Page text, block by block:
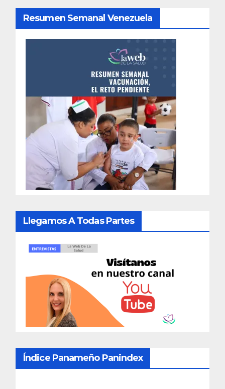
Resumen Semanal Venezuela
Llegamos A Todas Partes
Índice Panameño Panindex